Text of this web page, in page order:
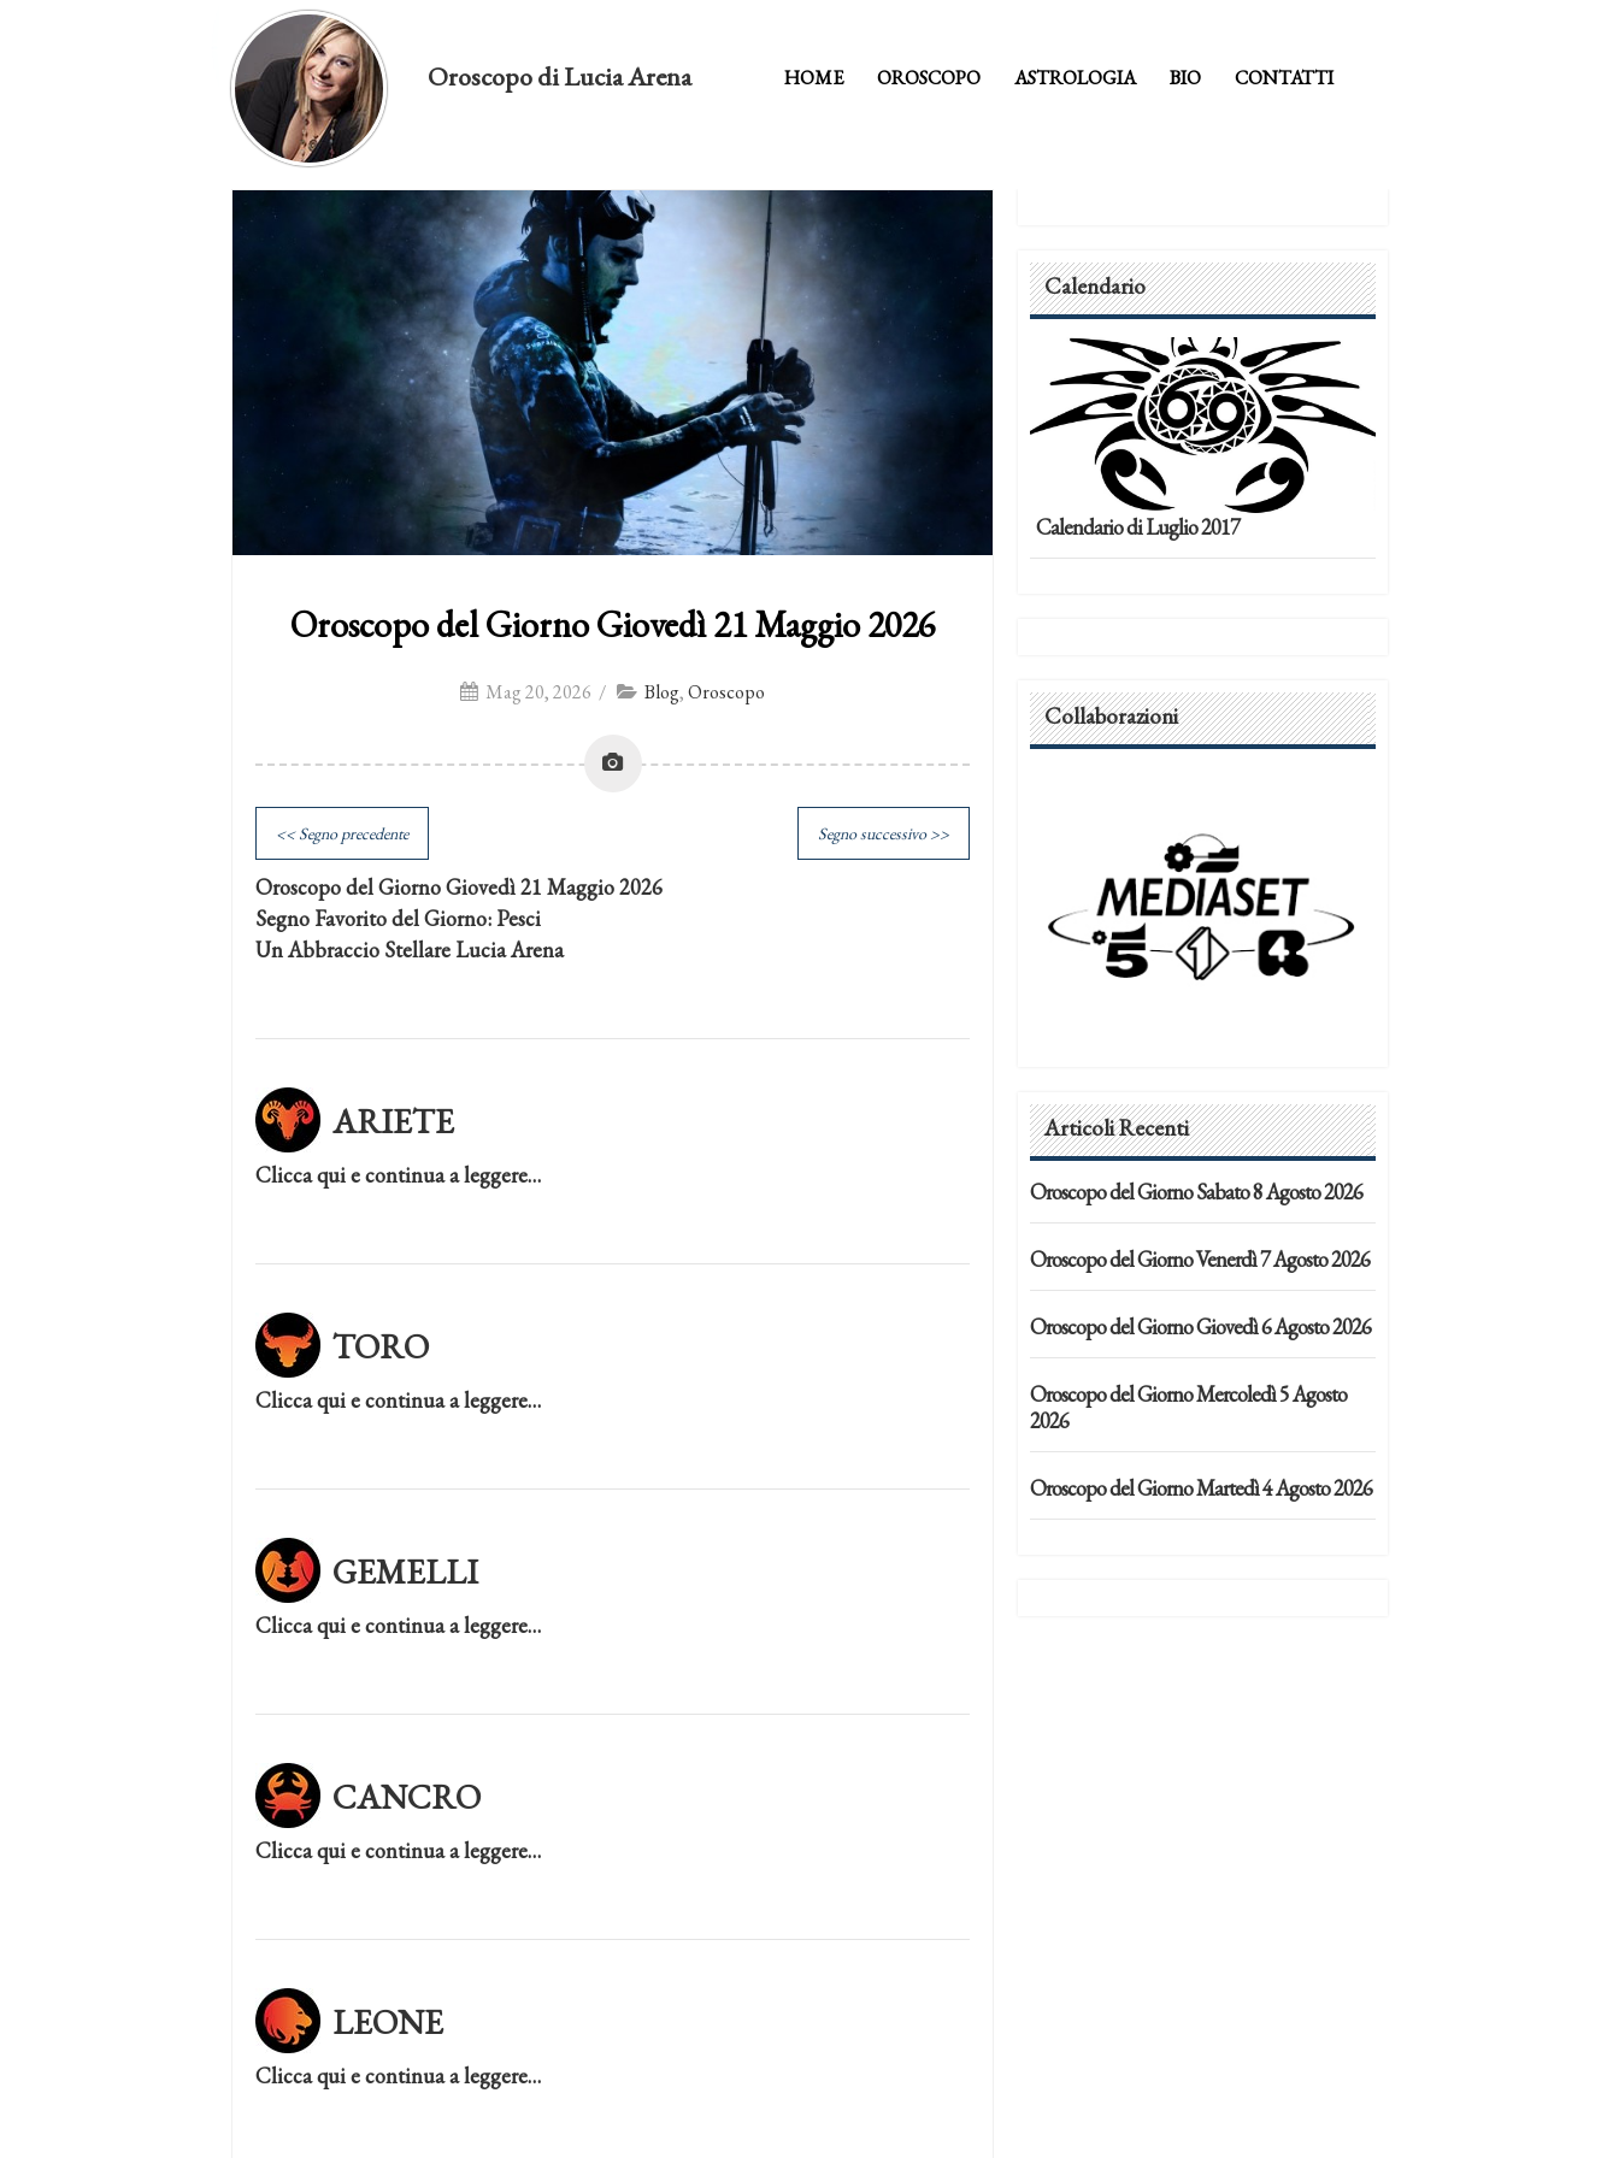
Oroscopo di Lucia Arena HOME OROSCOPO ASTROLOGIA BIO CONTATTI
Oroscopo del Giorno Giovedì 21 Maggio 2026
Mag 20, 2026 / Blog,Oroscopo
<< Segno precedente Segno successivo >>
Oroscopo del Giorno Giovedì 21 Maggio 2026
Segno Favorito del Giorno: Pesci
Un Abbraccio Stellare Lucia Arena
ARIETE
Clicca qui e continua a leggere…
TORO
Clicca qui e continua a leggere…
GEMELLI
Clicca qui e continua a leggere…
CANCRO
Clicca qui e continua a leggere…
LEONE
Clicca qui e continua a leggere…
Calendario
Calendario di Luglio 2017
Collaborazioni
Articoli Recenti
Oroscopo del Giorno Sabato 8 Agosto 2026
Oroscopo del Giorno Venerdì 7 Agosto 2026
Oroscopo del Giorno Giovedì 6 Agosto 2026
Oroscopo del Giorno Mercoledì 5 Agosto
2026
Oroscopo del Giorno Martedì 4 Agosto 2026